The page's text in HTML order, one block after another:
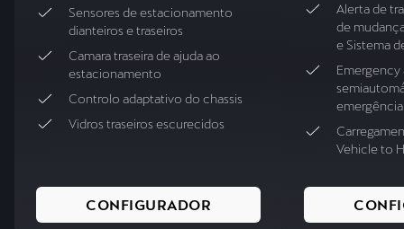
Sensores de estacionamento
dianteiros e traseiros
Camara traseira de ajuda ao
estacionamento
Controlo adaptativo do chassis
Vidros traseiros escurecidos
CONFIGURADOR
Alerta de
de
e Sistema
Vehicle to